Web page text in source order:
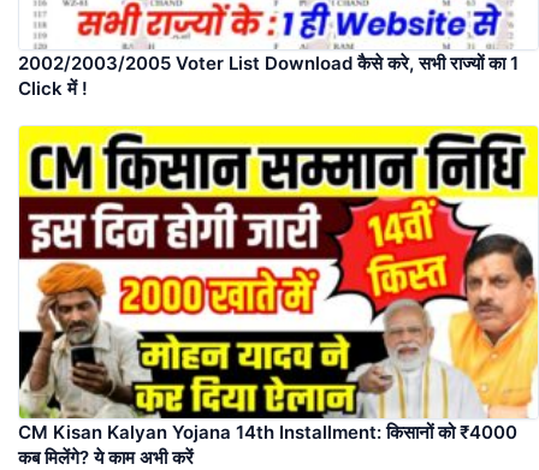
2002/2003/2005 Voter List Download कैसे करे, सभी राज्यों का 1
Click में !
CM Kisan Kalyan Yojana 14th Installment: किसानों को ₹4000
कब मिलेंगे? ये काम अभी करें